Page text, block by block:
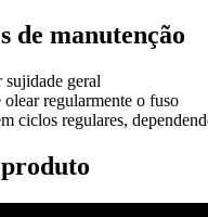
de manutenção
sujidade geral
regularmente o fuso
ciclos regulares,